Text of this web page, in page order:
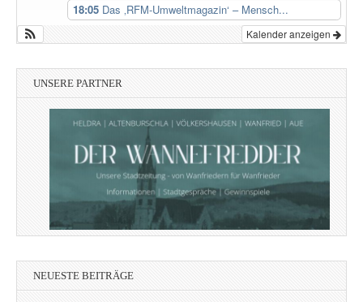
18:05 Das ‚RFM-Umweltmagazin‘ – Mensch...
Kalender anzeigen
UNSERE PARTNER
NEUESTE BEITRÄGE